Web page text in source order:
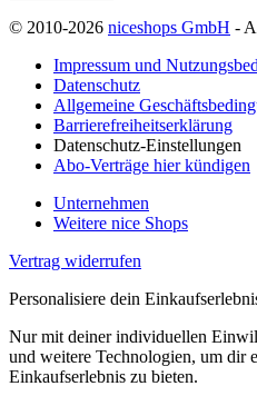
© 2010-2026 niceshops GmbH -
Impressum und
Datenschutz
Allgemeine
Barrierefreiheitserklärung
Datenschutz-Einstellungen
Abo-Verträge hier kündigen
Unternehmen
Weitere nice Shops
Vertrag widerrufen
Personalisiere dein
Nur mit deiner individuellen
und weitere Technologien, um dir
Einkaufserlebnis zu bieten.